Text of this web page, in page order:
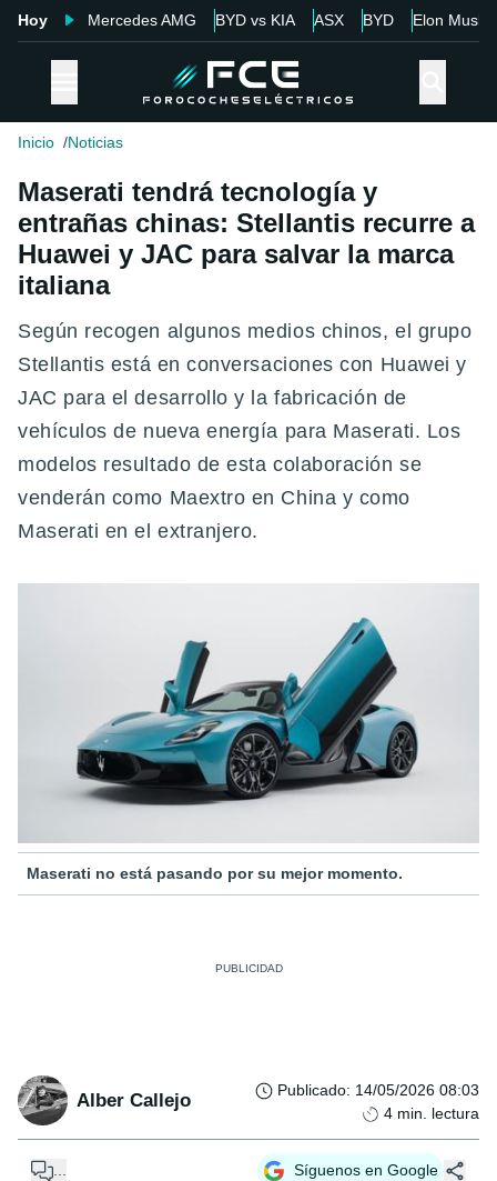
Hoy Mercedes AMG BYD vs KIA ASX BYD Elon Musk
Inicio Noticias
Maserati tendrá tecnología y
entrañas chinas: Stellantis recurre a
Huawei y JAC para salvar la marca
italiana
Según recogen algunos medios chinos, el grupo
Stellantis está en conversaciones con Huawei y
JAC para el desarrollo y la fabricación de
vehículos de nueva energía para Maserati. Los
modelos resultado de esta colaboración se
venderán como Maextro en China y como
Maserati en el extranjero.
Maserati no está pasando por su mejor momento.
Alber Callejo Publicado: 14/05/2026 08:03
4 min. lectura
... Síguenos en Google